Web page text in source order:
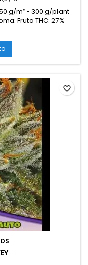
g/m² • 300 g/plant
Fruta THC: 27%
favorite_border